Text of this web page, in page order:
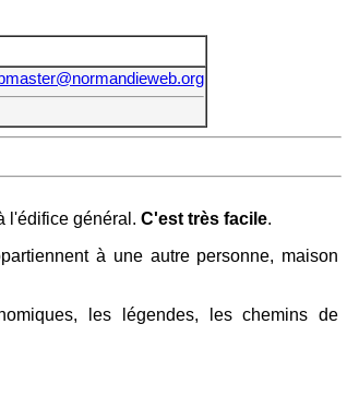
l'édifice général. C'est très facile.
à une autre personne, maison
les légendes, les chemins de